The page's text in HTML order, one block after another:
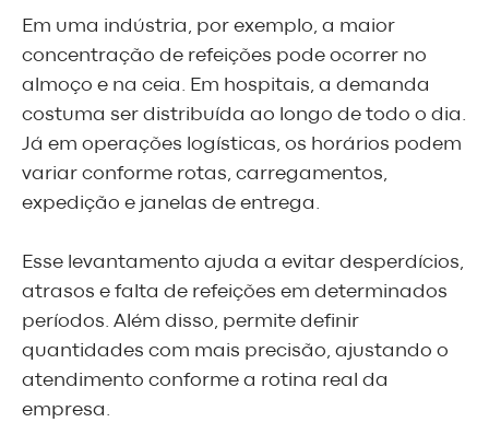
Em uma indústria, por exemplo, a maior
concentração de refeições pode ocorrer no
almoço e na ceia. Em hospitais, a demanda
costuma ser distribuída ao longo de todo o dia.
Já em operações logísticas, os horários podem
variar conforme rotas, carregamentos,
expedição e janelas de entrega.
Esse levantamento ajuda a evitar desperdícios,
atrasos e falta de refeições em determinados
períodos. Além disso, permite definir
quantidades com mais precisão, ajustando o
atendimento conforme a rotina real da
empresa.